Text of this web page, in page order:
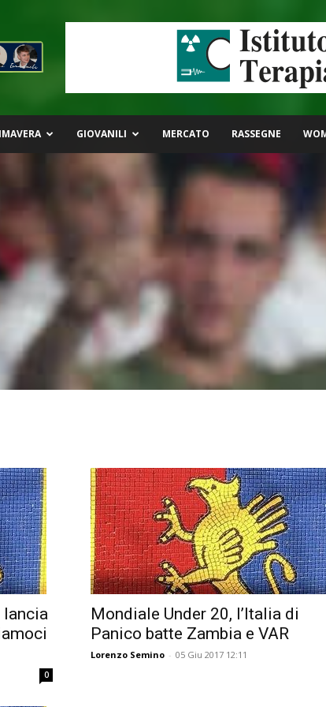
GIOVANILI MERCATO RASSEGNE
lancia
0
Mondiale Under 20, l’Italia di
Panico batte Zambia e VAR
Lorenzo Semino - 05 Giu 2017 12:11